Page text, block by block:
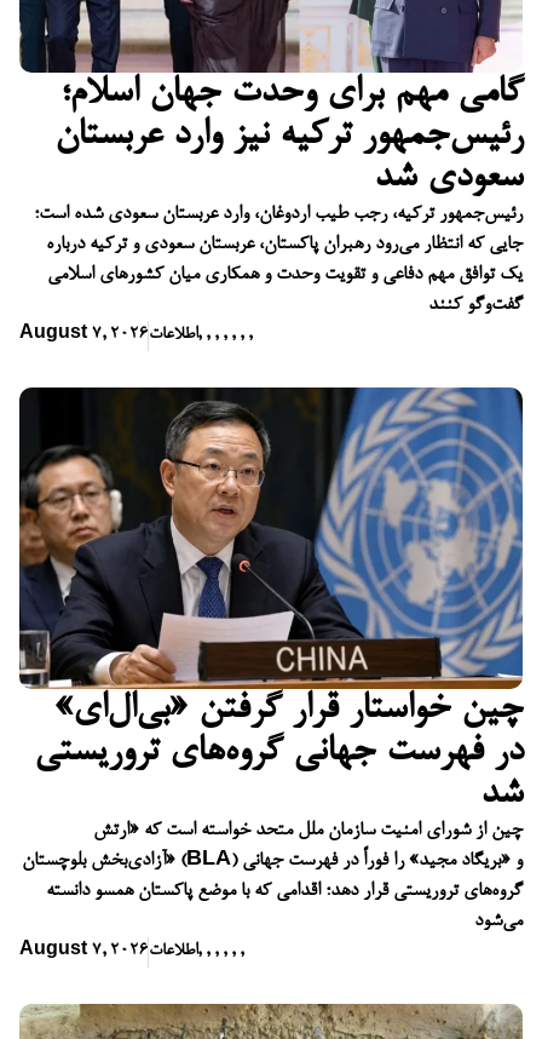
گامی مهم برای وحدت جهان اسلام؛
رئیس‌جمهور ترکیه نیز وارد عربستان
سعودی شد
رئیس‌جمهور ترکیه، رجب طیب اردوغان، وارد عربستان سعودی شده است؛
جایی که انتظار می‌رود رهبران پاکستان، عربستان سعودی و ترکیه درباره
یک توافق مهم دفاعی و تقویت وحدت و همکاری میان کشورهای اسلامی
گفت‌وگو کنند
August 7, 2026اطلاعات, , , , , , ,
چین خواستار قرار گرفتن «بی‌ال‌ای»
در فهرست جهانی گروه‌های تروریستی
شد
چین از شورای امنیت سازمان ملل متحد خواسته است که «ارتش
آزادی‌بخش بلوچستان» (BLA) و «بریگاد مجید» را فوراً در فهرست جهانی
گروه‌های تروریستی قرار دهد؛ اقدامی که با موضع پاکستان همسو دانسته
می‌شود
August 7, 2026اطلاعات, , , , , ,